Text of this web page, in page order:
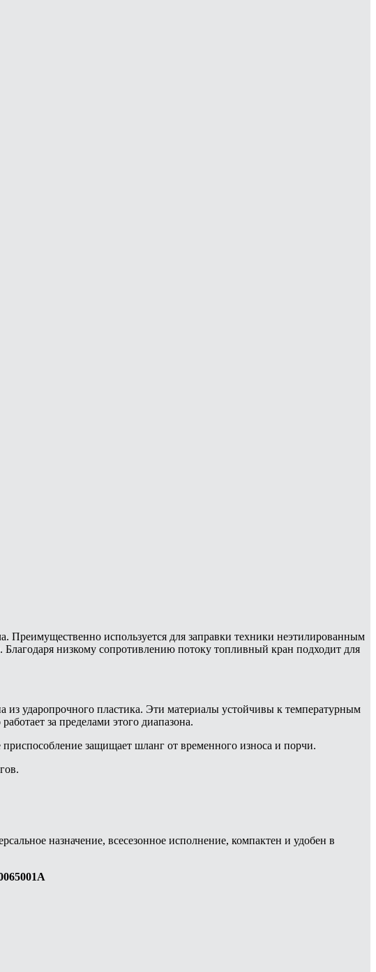
Преимущественно используется для заправки техники неэтилированным
низкому сопротивлению потоку топливный кран подходит для
ударопрочного пластика. Эти материалы устойчивы к температурным
за пределами этого диапазона.
защищает шланг от временного износа и порчи.
назначение, всесезонное исполнение, компактен и удобен в